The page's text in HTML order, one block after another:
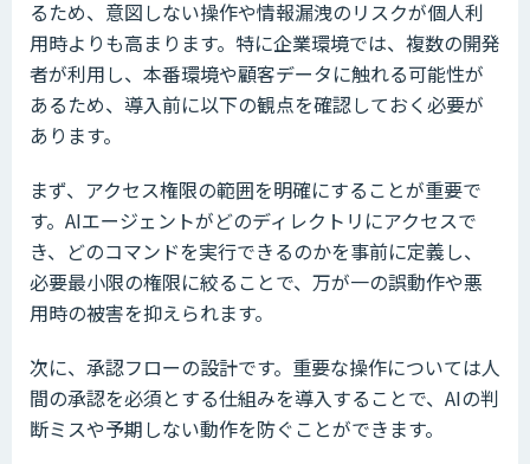
るため、意図しない操作や情報漏洩のリスクが個人利
用時よりも高まります。特に企業環境では、複数の開発
者が利用し、本番環境や顧客データに触れる可能性が
あるため、導入前に以下の観点を確認しておく必要が
あります。
まず、アクセス権限の範囲を明確にすることが重要で
す。AIエージェントがどのディレクトリにアクセスで
き、どのコマンドを実行できるのかを事前に定義し、
必要最小限の権限に絞ることで、万が一の誤動作や悪
用時の被害を抑えられます。
次に、承認フローの設計です。重要な操作については人
間の承認を必須とする仕組みを導入することで、AIの判
断ミスや予期しない動作を防ぐことができます。